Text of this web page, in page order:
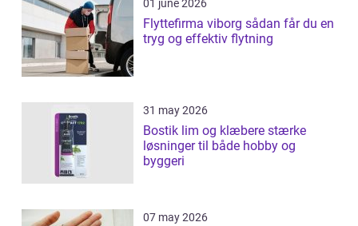
01 june 2026
Flyttefirma viborg sådan får du en
tryg og effektiv flytning
31 may 2026
Bostik lim og klæbere stærke
løsninger til både hobby og
byggeri
07 may 2026